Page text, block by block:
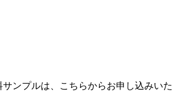
ンプルは、こちらからお申し込みいた